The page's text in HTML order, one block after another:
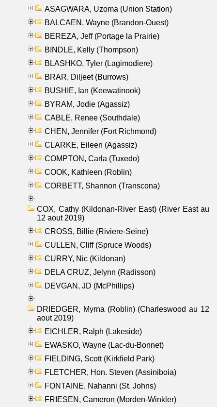
ASAGWARA, Uzoma (Union Station)
BALCAEN, Wayne (Brandon-Ouest)
BEREZA, Jeff (Portage la Prairie)
BINDLE, Kelly (Thompson)
BLASHKO, Tyler (Lagimodiere)
BRAR, Diljeet (Burrows)
BUSHIE, Ian (Keewatinook)
BYRAM, Jodie (Agassiz)
CABLE, Renee (Southdale)
CHEN, Jennifer (Fort Richmond)
CLARKE, Eileen (Agassiz)
COMPTON, Carla (Tuxedo)
COOK, Kathleen (Roblin)
CORBETT, Shannon (Transcona)
COX, Cathy (Kildonan-River East) (River East au
12 aout 2019)
CROSS, Billie (Riviere-Seine)
CULLEN, Cliff (Spruce Woods)
CURRY, Nic (Kildonan)
DELA CRUZ, Jelynn (Radisson)
DEVGAN, JD (McPhillips)
DRIEDGER, Myrna (Roblin) (Charleswood au 12
aout 2019)
EICHLER, Ralph (Lakeside)
EWASKO, Wayne (Lac-du-Bonnet)
FIELDING, Scott (Kirkfield Park)
FLETCHER, Hon. Steven (Assiniboia)
FONTAINE, Nahanni (St. Johns)
FRIESEN, Cameron (Morden-Winkler)